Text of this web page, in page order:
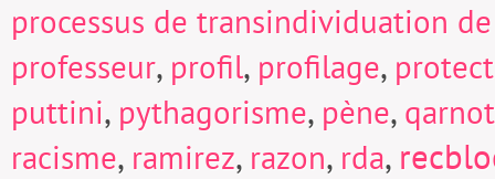
processus de transindividuation
professeur, profil, profilage,
puttini, pythagorisme, pène, qarnot
racisme, ramirez, razon, rda,